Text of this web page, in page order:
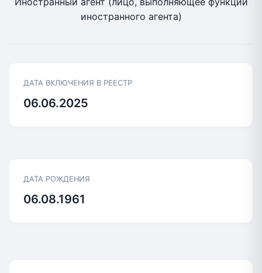
иностранного агента)
ДАТА ВКЛЮЧЕНИЯ В РЕЕСТР
06.06.2025
ДАТА РОЖДЕНИЯ
06.08.1961